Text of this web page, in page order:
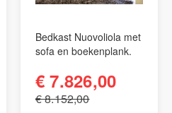
Bedkast Nuovoliola met
sofa en boekenplank.
€ 7.826,00
€ 8.152,00